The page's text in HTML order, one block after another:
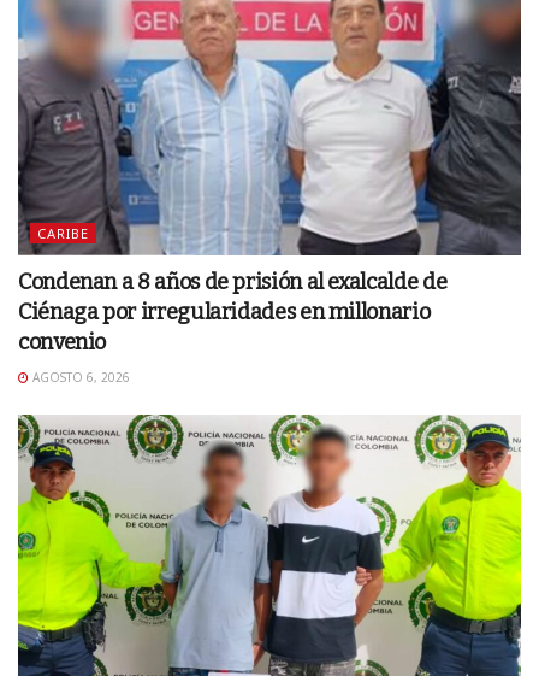
CARIBE
Condenan a 8 años de prisión al exalcalde de
Ciénaga por irregularidades en millonario
convenio
AGOSTO 6, 2026